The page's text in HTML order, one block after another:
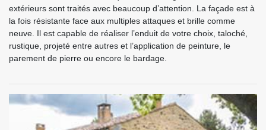
extérieurs sont traités avec beaucoup d’attention. La façade est à
la fois résistante face aux multiples attaques et brille comme
neuve. Il est capable de réaliser l’enduit de votre choix, taloché,
rustique, projeté entre autres et l’application de peinture, le
parement de pierre ou encore le bardage.